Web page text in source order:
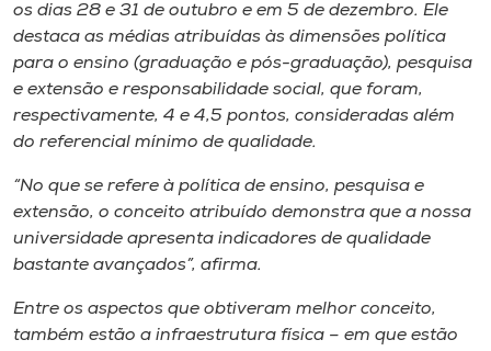
os dias 28 e 31 de outubro e em 5 de dezembro. Ele
destaca as médias atribuídas às dimensões política
para o ensino (graduação e pós-graduação), pesquisa
e extensão e responsabilidade social, que foram,
respectivamente, 4 e 4,5 pontos, consideradas além
do referencial mínimo de qualidade.
“No que se refere à política de ensino, pesquisa e
extensão, o conceito atribuído demonstra que a nossa
universidade apresenta indicadores de qualidade
bastante avançados”, afirma.
Entre os aspectos que obtiveram melhor conceito,
também estão a infraestrutura física – em que estão